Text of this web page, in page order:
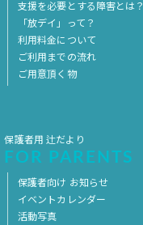
支援を必要とする障害とは？
「放デイ」って？
利用料金について
ご利用までの流れ
ご用意頂く物
保護者用 辻だより
FOR PARENTS
保護者向け お知らせ
イベントカレンダー
活動写真